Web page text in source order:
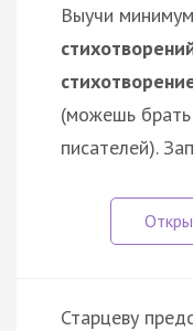
Выучи
(можешь брать
писателей).
Старцеву